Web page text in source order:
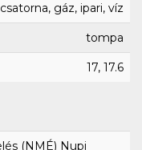
csatorna, gáz, ipari, víz
tompa
17, 17.6
(NMÉ) Nupi